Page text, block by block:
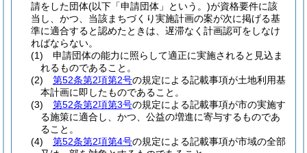
請をした団体(以下「申請団体」という。)が資格要件に該
当し、かつ、当該まちづくり実施計画の案が次に掲げる基
準に適合すると認めたときは、遅滞なく計画認可をしなけ
ればならない。
(1)
申請団体の能力に照らして適正に実施されると見込ま
れるものであること。
(2)
第52条第2項第2号の規定による記載事項が土地利用基
本計画に即したものであること。
(3)
第52条第2項第3号の規定による記載事項が市の実施す
る施策に適合し、かつ、公益の増進に寄与するものであ
ること。
(4)
第52条第2項第4号の規定による記載事項が市域の全部